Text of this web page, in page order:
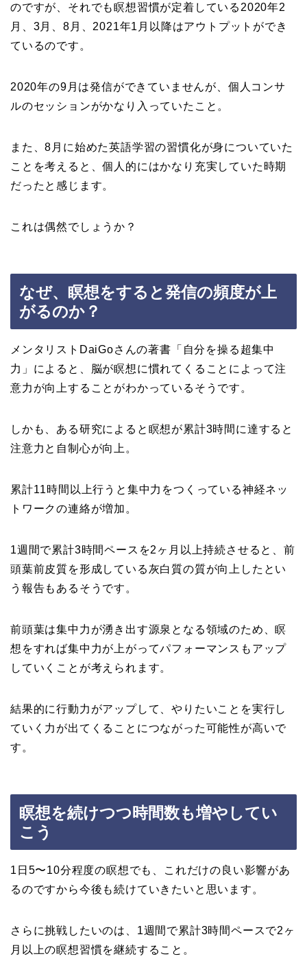
のですが、それでも瞑想習慣が定着している2020年2
月、3月、8月、2021年1月以降はアウトプットができ
ているのです。
2020年の9月は発信ができていませんが、個人コンサ
ルのセッションがかなり入っていたこと。
また、8月に始めた英語学習の習慣化が身についていた
ことを考えると、個人的にはかなり充実していた時期
だったと感じます。
これは偶然でしょうか？
なぜ、瞑想をすると発信の頻度が上
がるのか？
メンタリストDaiGoさんの著書「自分を操る超集中
力」によると、脳が瞑想に慣れてくることによって注
意力が向上することがわかっているそうです。
しかも、ある研究によると瞑想が累計3時間に達すると
注意力と自制心が向上。
累計11時間以上行うと集中力をつくっている神経ネッ
トワークの連絡が増加。
1週間で累計3時間ペースを2ヶ月以上持続させると、前
頭葉前皮質を形成している灰白質の質が向上したとい
う報告もあるそうです。
前頭葉は集中力が湧き出す源泉となる領域のため、瞑
想をすれば集中力が上がってパフォーマンスもアップ
していくことが考えられます。
結果的に行動力がアップして、やりたいことを実行し
ていく力が出てくることにつながった可能性が高いで
す。
瞑想を続けつつ時間数も増やしてい
こう
1日5〜10分程度の瞑想でも、これだけの良い影響があ
るのですから今後も続けていきたいと思います。
さらに挑戦したいのは、1週間で累計3時間ペースで2ヶ
月以上の瞑想習慣を継続すること。